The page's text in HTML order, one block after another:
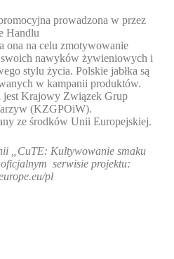
prowadzona w przez
Handlu
ona na celu zmotywowanie
nawyków żywieniowych i
stylu życia. Polskie jabłka są
w kampanii produktów.
jest Krajowy Związek Grup
(KZGPOiW).
ze środków Unii Europejskiej.
„CuTE: Kultywowanie smaku
serwisie projektu:
pl